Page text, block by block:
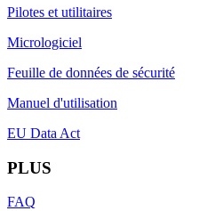
Pilotes et utilitaires
Micrologiciel
Feuille de données de sécurité
Manuel d'utilisation
EU Data Act
PLUS
FAQ